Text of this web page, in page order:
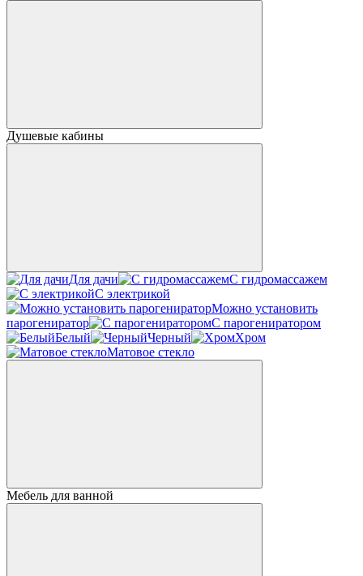
Душевые кабины
Для дачи
С гидромассажем
С электрикой
Можно установить
парогениратор
С парогениратором
Белый
Черный
Хром
Матовое стекло
Мебель для ванной